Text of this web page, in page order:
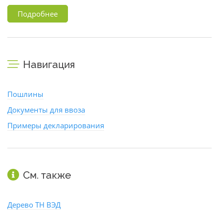
Подробнее
Навигация
Пошлины
Документы для ввоза
Примеры декларирования
См. также
Дерево ТН ВЭД